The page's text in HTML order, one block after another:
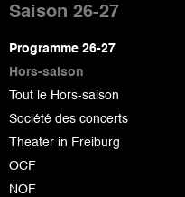
de
page
Saison 26-27
Programme 26-27
Hors-saison
Tout le Hors-saison
Société des concerts
Theater in Freiburg
OCF
NOF